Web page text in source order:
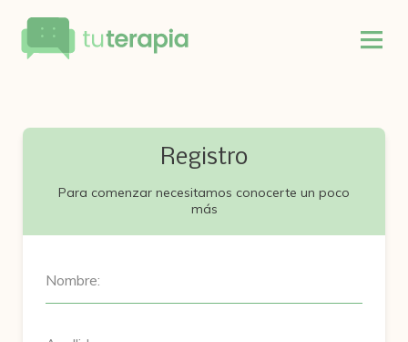
Registro
Para comenzar necesitamos conocerte un poco
más
Nombre: